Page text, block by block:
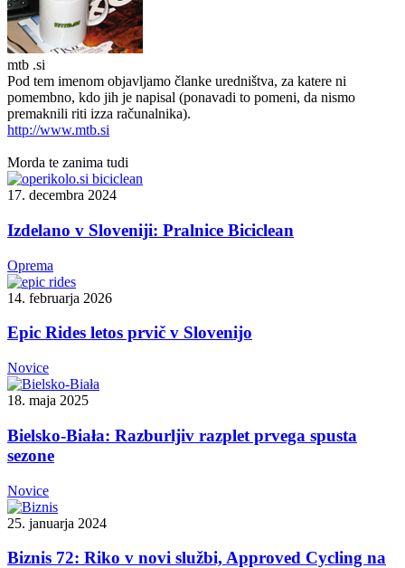
mtb .si
Pod tem imenom objavljamo članke uredništva, za katere ni
pomembno, kdo jih je napisal (ponavadi to pomeni, da nismo
premaknili riti izza računalnika).
http://www.mtb.si
Morda te zanima tudi
17. decembra 2024
Izdelano v Sloveniji: Pralnice Biciclean
Oprema
14. februarja 2026
Epic Rides letos prvič v Slovenijo
Novice
18. maja 2025
Bielsko-Biała: Razburljiv razplet prvega spusta
sezone
Novice
25. januarja 2024
Biznis 72: Riko v novi službi, Approved Cycling na